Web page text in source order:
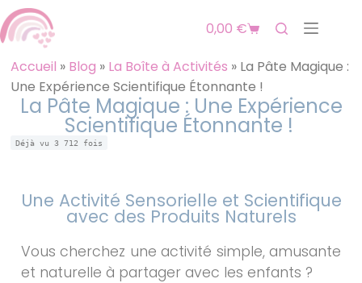
0,00 €
Accueil » Blog » La Boîte à Activités » La Pâte Magique :
Une Expérience Scientifique Étonnante !
La Pâte Magique : Une Expérience
Scientifique Étonnante !
Déjà vu3 712 fois
Une Activité Sensorielle et Scientifique
avec des Produits Naturels
Vous cherchez une activité simple, amusante
et naturelle à partager avec les enfants ?